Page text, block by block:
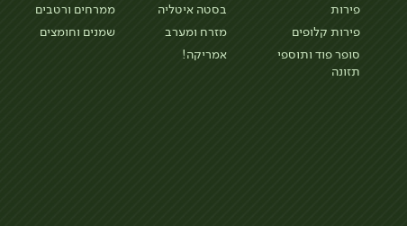
פירות
פירות קלופים
סופר פוד ותוספי
תזונה
בסטה איטליה
מזרח ומערב
אמריקה!
ממרחים ורטבים
שמנים וחומצים